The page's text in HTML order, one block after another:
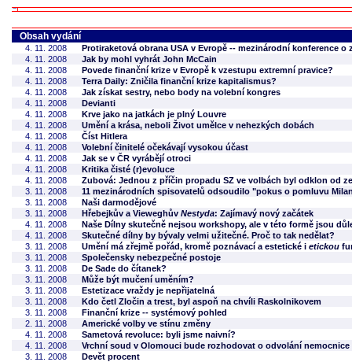
Obsah vydání
4. 11. 2008
Protiraketová obrana USA v Evropě -- mezinárodní konference o
4. 11. 2008
Jak by mohl vyhrát John McCain
4. 11. 2008
Povede finanční krize v Evropě k vzestupu extremní pravice?
4. 11. 2008
Terra Daily: Zničila finanční krize kapitalismus?
4. 11. 2008
Jak získat sestry, nebo body na volební kongres
4. 11. 2008
Devianti
4. 11. 2008
Krve jako na jatkách je plný Louvre
4. 11. 2008
Umění a krása, neboli Život umělce v nehezkých dobách
4. 11. 2008
Číst Hitlera
4. 11. 2008
Volební činitelé očekávají vysokou účast
4. 11. 2008
Jak se v ČR vyrábějí otroci
4. 11. 2008
Kritika čisté (r)evoluce
4. 11. 2008
Zubová: Jednou z příčin propadu SZ ve volbách byl odklon od
3. 11. 2008
11 mezinárodních spisovatelů odsoudilo "pokus o pomluvu
3. 11. 2008
Naši darmodějové
3. 11. 2008
Hřebejkův a Vieweghův Nestyda: Zajímavý nový začátek
4. 11. 2008
Naše Dílny skutečně nejsou workshopy, ale v této formě jsou
4. 11. 2008
Skutečné dílny by bývaly velmi užitečné. Proč to tak nedělat?
3. 11. 2008
Umění má zřejmě pořád, kromě poznávací a estetické i etickou
3. 11. 2008
Společensky nebezpečné postoje
3. 11. 2008
De Sade do čítanek?
3. 11. 2008
Může být mučení uměním?
3. 11. 2008
Estetizace vraždy je nepřijatelná
3. 11. 2008
Kdo četl Zločin a trest, byl aspoň na chvíli Raskolnikovem
3. 11. 2008
Finanční krize -- systémový pohled
2. 11. 2008
Americké volby ve stínu změny
4. 11. 2008
Sametová revoluce: byli jsme naivní?
4. 11. 2008
Vrchní soud v Olomouci bude rozhodovat o odvolání
3. 11. 2008
Devět procent